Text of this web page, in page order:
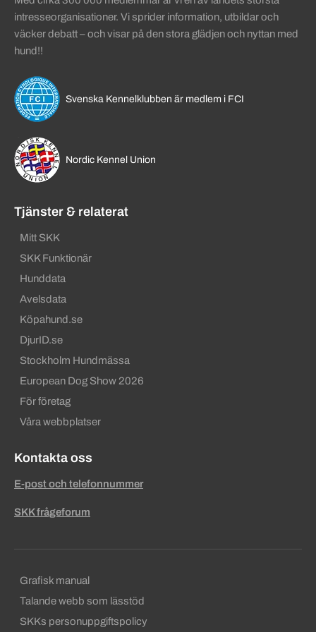
intresseorganisationer. Vi sprider information, utbildar och
väcker debatt – och visar på den stora glädjen och nyttan med
hund!!
Svenska Kennelklubben är medlem i FCI
Nordic Kennel Union
Tjänster & relaterat
Mitt SKK
SKK Funktionär
Hunddata
Avelsdata
Köpahund.se
DjurID.se
Stockholm Hundmässa
European Dog Show 2026
För företag
Våra webbplatser
Kontakta oss
E-post och telefonnummer
SKK frågeforum
Sekundära sidfotslänkar
Grafisk manual
Talande webb som lässtöd
SKKs personuppgiftspolicy